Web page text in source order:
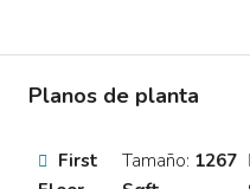
Planos de planta
First
Tamaño: 1267